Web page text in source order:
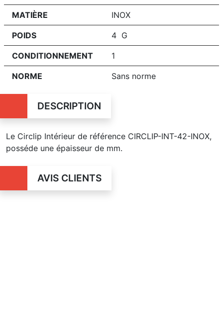
MATIÈRE INOX
POIDS 4 G
CONDITIONNEMENT 1
NORME Sans norme
DESCRIPTION
Le Circlip Intérieur de référence CIRCLIP-INT-42-INOX,
posséde une épaisseur de mm.
AVIS CLIENTS